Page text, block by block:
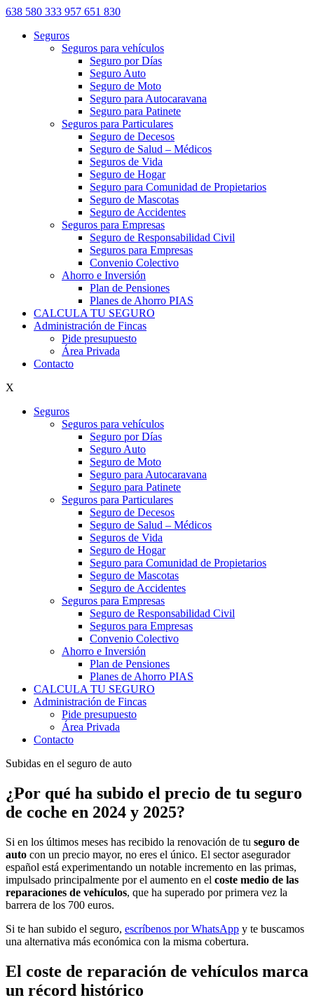
638 580 333 957 651 830
Seguros
Seguros para vehículos
Seguro por Días
Seguro Auto
Seguro de Moto
Seguro para Autocaravana
Seguro para Patinete
Seguros para Particulares
Seguro de Decesos
Seguro de Salud – Médicos
Seguros de Vida
Seguro de Hogar
Seguro para Comunidad de Propietarios
Seguro de Mascotas
Seguro de Accidentes
Seguros para Empresas
Seguro de Responsabilidad Civil
Seguros para Empresas
Convenio Colectivo
Ahorro e Inversión
Plan de Pensiones
Planes de Ahorro PIAS
CALCULA TU SEGURO
Administración de Fincas
Pide presupuesto
Área Privada
Contacto
X
Seguros
Seguros para vehículos
Seguro por Días
Seguro Auto
Seguro de Moto
Seguro para Autocaravana
Seguro para Patinete
Seguros para Particulares
Seguro de Decesos
Seguro de Salud – Médicos
Seguros de Vida
Seguro de Hogar
Seguro para Comunidad de Propietarios
Seguro de Mascotas
Seguro de Accidentes
Seguros para Empresas
Seguro de Responsabilidad Civil
Seguros para Empresas
Convenio Colectivo
Ahorro e Inversión
Plan de Pensiones
Planes de Ahorro PIAS
CALCULA TU SEGURO
Administración de Fincas
Pide presupuesto
Área Privada
Contacto
Subidas en el seguro de auto
¿Por qué ha subido el precio de tu seguro
de coche en 2024 y 2025?
Si en los últimos meses has recibido la renovación de tu seguro de
auto con un precio mayor, no eres el único. El sector asegurador
español está experimentando un notable incremento en las primas,
impulsado principalmente por el aumento en el coste medio de las
reparaciones de vehículos, que ha superado por primera vez la
barrera de los 700 euros.
Si te han subido el seguro, escríbenos por WhatsApp y te buscamos
una alternativa más económica con la misma cobertura.
El coste de reparación de vehículos marca
un récord histórico